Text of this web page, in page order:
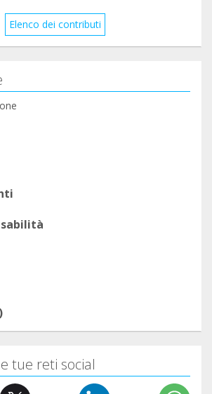
Elenco dei contributi
tue reti social